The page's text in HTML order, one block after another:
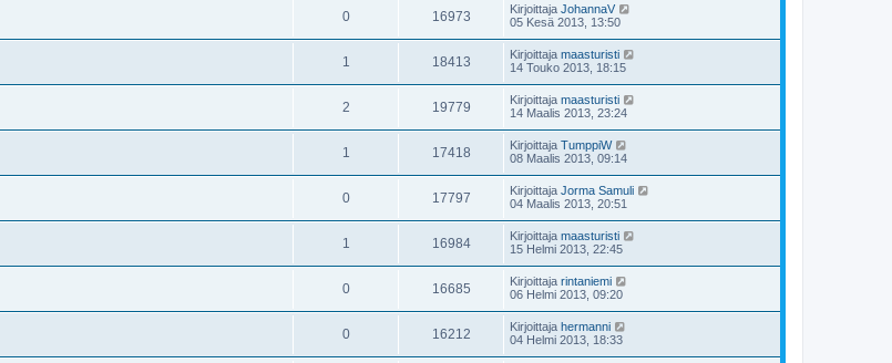
0 16973 Kirjoittaja JohannaV
05 Kesä 2013, 13:50
1 18413 Kirjoittaja maasturisti
14 Touko 2013, 18:15
2 19779 Kirjoittaja maasturisti
14 Maalis 2013, 23:24
1 17418 Kirjoittaja TumppiW
08 Maalis 2013, 09:14
0 17797 Kirjoittaja Jorma Samuli
04 Maalis 2013, 20:51
1 16984 Kirjoittaja maasturisti
15 Helmi 2013, 22:45
0 16685 Kirjoittaja rintaniemi
06 Helmi 2013, 09:20
0 16212 Kirjoittaja hermanni
04 Helmi 2013, 18:33